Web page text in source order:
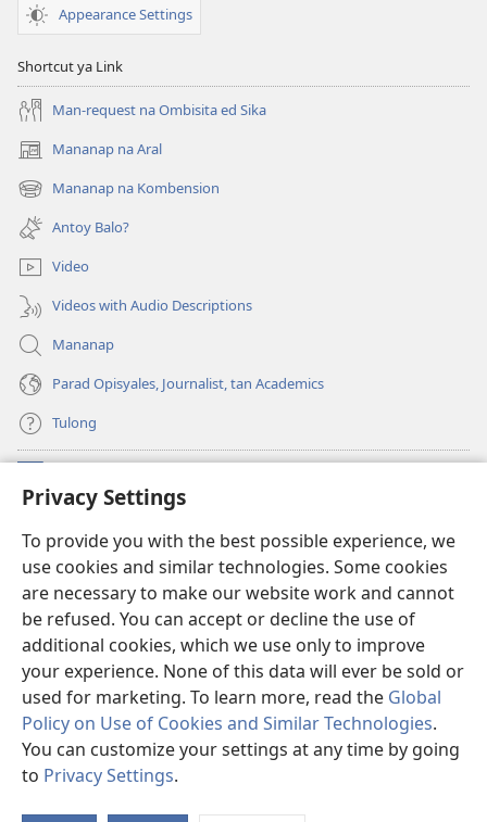
Privacy Settings
To provide you with the best possible experience, we
use cookies and similar technologies. Some cookies
are necessary to make our website work and cannot
be refused. You can accept or decline the use of
additional cookies, which we use only to improve
your experience. None of this data will ever be sold or
used for marketing. To learn more, read the Global
Policy on Use of Cookies and Similar Technologies.
You can customize your settings at any time by going
to Privacy Settings.
Appearance Settings
Shortcut ya Link
Man-request na Ombisita ed Sika
Mananap na Aral
(opens
new
window)
Mananap na Kombension
(opens
new
window)
Antoy Balo?
Video
Videos with Audio Descriptions
Mananap
Parad Opisyales, Journalist, tan Academics
Tulong
(opens
new
Watchtower ONLINE YA LIBRARYA™
(opens
new
window)JW Hub
(opens
new
window)JW Library App
Copyright© 2026 Watch Tower Bible and Tract Society of Pennsylvania.
KONDISYON ED PANGUSAR